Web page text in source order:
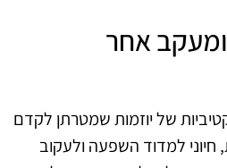
אחר
של יוזמות שמטרתן לקדם
חיוני למדוד השפעה ולעקוב